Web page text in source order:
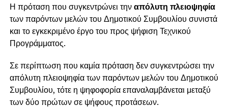
Η πρόταση που συγκεντρώνει τηναπόλυτη πλειοψηφία
των παρόντων μελών του Δημοτικού Συμβουλίου συνιστά
και το εγκεκριμένο έργο του προς ψήφιση Τεχνικού
Προγράμματος.
Σε περίπτωση που καμία πρόταση δεν συγκεντρώσει την
απόλυτη πλειοψηφία των παρόντων μελών του Δημοτικού
Συμβουλίου, τότε η ψηφοφορία επαναλαμβάνεται μεταξύ
των δύο πρώτων σε ψήφους προτάσεων.